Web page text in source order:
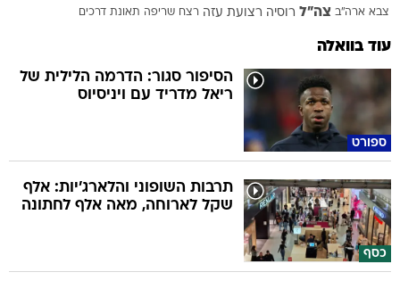
צבא ארה"ב צה"ל רוסיה רצועת עזה רצח שריפה תאונת דרכים
עוד בוואלה
ספורט
הסיפור סגור: הדרמה הלילית של
ריאל מדריד עם ויניסיוס
כסף
תרבות השופוני והלארג'יות: אלף
שקל לארוחה, מאה אלף לחתונה